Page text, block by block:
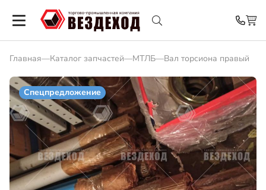
Главная—Каталог запчастей—МТЛБ—Вал торсиона правый
Спецпредложение